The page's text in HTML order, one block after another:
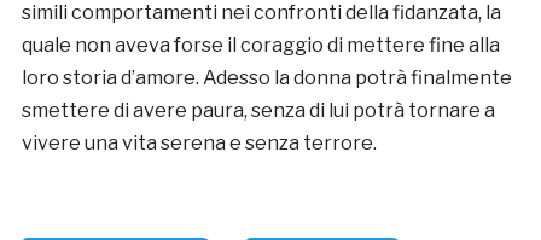
simili comportamenti nei confronti della fidanzata, la
quale non aveva forse il coraggio di mettere fine alla
loro storia d’amore. Adesso la donna potrà finalmente
smettere di avere paura, senza di lui potrà tornare a
vivere una vita serena e senza terrore.